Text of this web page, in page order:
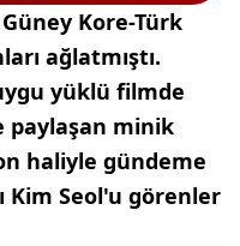
Kore-Türk
ağlatmıştı.
yüklü filmde
paylaşan minik
haliyle gündeme
Kim Seol'u görenler